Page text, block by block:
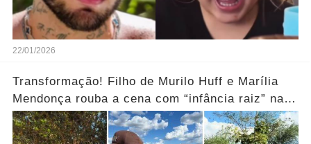
22/01/2026
Transformação! Filho de Murilo Huff e Marília
Mendonça rouba a cena com “infância raiz” na
fazenda.... Ver mais